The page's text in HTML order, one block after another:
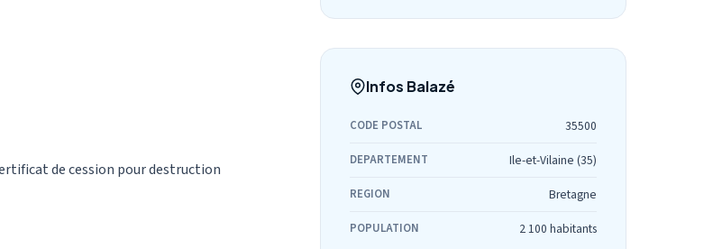
de cession pour destruction
Infos Balazé
CODE POSTAL 35500
DEPARTEMENT Ile-et-Vilaine (35)
REGION Bretagne
POPULATION 2 100 habitants